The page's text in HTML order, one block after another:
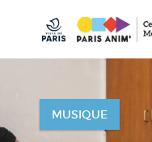
content
MUSIQUE